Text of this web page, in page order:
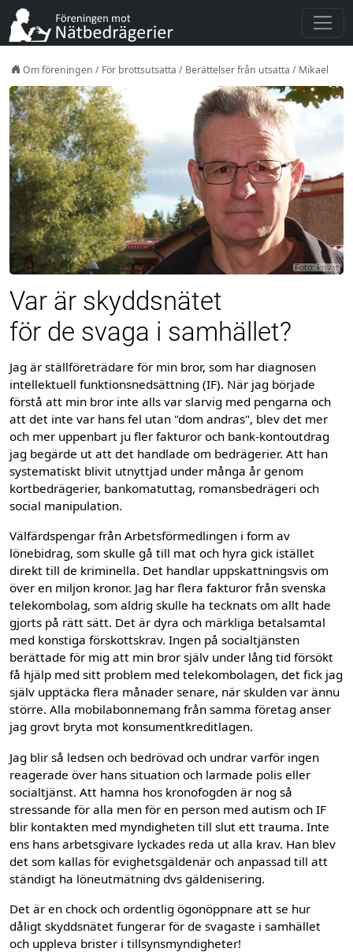
Om föreningen / För brottsutsatta / Berättelser från utsatta / Mikael
Foto: Privat
Var är skyddsnätet
för de svaga i samhället?
Jag är ställföreträdare för min bror, som har diagnosen
intellektuell funktionsnedsättning (IF). När jag började
förstå att min bror inte alls var slarvig med pengarna och
att det inte var hans fel utan "dom andras", blev det mer
och mer uppenbart ju fler fakturor och bank-kontoutdrag
jag begärde ut att det handlade om bedrägerier. Att han
systematiskt blivit utnyttjad under många år genom
kortbedrägerier, bankomatuttag, romansbedrägeri och
social manipulation.
Välfärdspengar från Arbetsförmedlingen i form av
lönebidrag, som skulle gå till mat och hyra gick istället
direkt till de kriminella. Det handlar uppskattningsvis om
över en miljon kronor. Jag har flera fakturor från svenska
telekombolag, som aldrig skulle ha tecknats om allt hade
gjorts på rätt sätt. Det är dyra och märkliga betalsamtal
med konstiga förskottskrav. Ingen på socialtjänsten
berättade för mig att min bror själv under lång tid försökt
få hjälp med sitt problem med telekombolagen, det fick jag
själv upptäcka flera månader senare, när skulden var ännu
större. Alla mobilabonnemang från samma företag anser
jag grovt bryta mot konsumentkreditlagen.
Jag blir så ledsen och bedrövad och undrar varför ingen
reagerade över hans situation och larmade polis eller
socialtjänst. Att hamna hos kronofogden är nog så
stressande för alla men för en person med autism och IF
blir kontakten med myndigheten till slut ett trauma. Inte
ens hans arbetsgivare lyckades reda ut alla krav. Han blev
det som kallas för evighetsgäldenär och anpassad till att
ständigt ha löneutmätning dvs gäldenisering.
Det är en chock och ordentlig ögonöppnare att se hur
dåligt skyddsnätet fungerar för de svagaste i samhället
och uppleva brister i tillsynsmyndigheter!